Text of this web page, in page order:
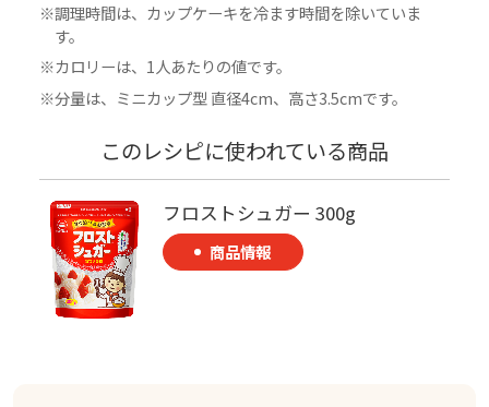
調理時間は、カップケーキを冷ます時間を除いていま
す。
カロリーは、1人あたりの値です。
分量は、ミニカップ型 直径4cm、高さ3.5cmです。
このレシピに使われている商品
フロストシュガー 300g
商品情報